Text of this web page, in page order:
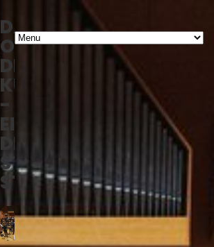
DAS
ORCHESTER
DER
KULTUREN
-
EINBÜRGERUNGSFEIER
DER
STADT
STUTTGART